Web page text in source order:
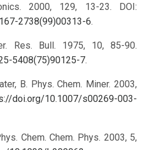
2000, 129, 13-23. DOI:
2738(99)00313-6.
Res. Bull. 1975, 10, 85-90.
5408(75)90125-7.
B. Phys. Chem. Miner. 2003,
doi.org/10.1007/s00269-003-
Chem. Chem. Phys. 2003, 5,